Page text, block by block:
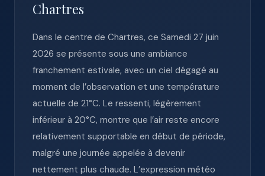
Chartres
Dans le centre de Chartres, ce Samedi 27 juin
2026 se présente sous une ambiance
franchement estivale, avec un ciel dégagé au
moment de l’observation et une température
actuelle de 21°C. Le ressenti, légèrement
inférieur à 20°C, montre que l’air reste encore
relativement supportable en début de période,
malgré une journée appelée à devenir
nettement plus chaude. L’expression météo